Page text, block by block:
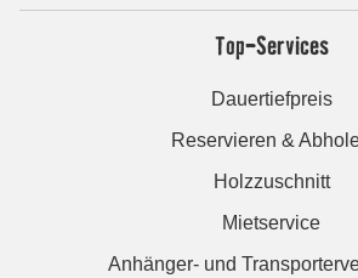
Top-Services
Dauertiefpreis
Reservieren &
Holzzuschnitt
Mietservice
Anhänger- und